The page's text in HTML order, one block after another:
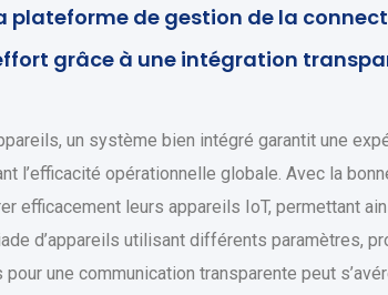
plateforme de gestion de la
grâce à une intégration
un système bien intégré garantit une
l’efficacité opérationnelle globale. Avec la
efficacement leurs appareils IoT, permettant
d’appareils utilisant différents paramètres,
une communication transparente peut